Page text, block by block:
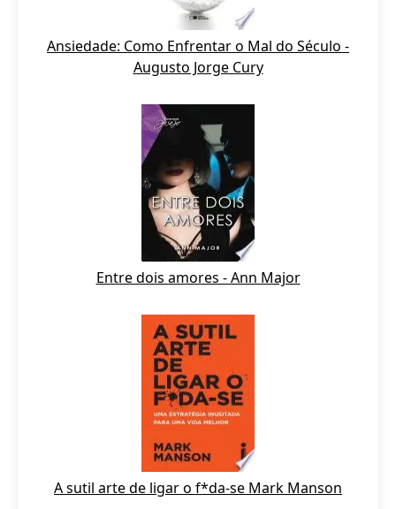
Ansiedade: Como Enfrentar o Mal do Século -
Augusto Jorge Cury
Entre dois amores - Ann Major
A sutil arte de ligar o f*da-se Mark Manson